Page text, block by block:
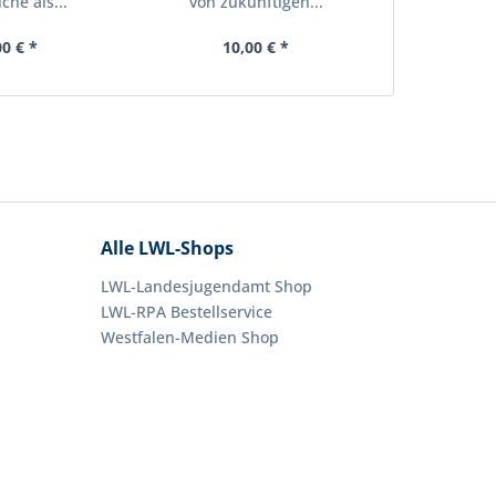
€ * 10,00 € *
Alle LWL-Shops
LWL-Landesjugendamt Shop
LWL-RPA Bestellservice
Westfalen-Medien Shop